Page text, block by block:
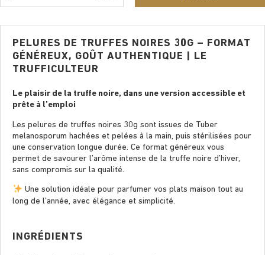
PELURES DE TRUFFES NOIRES 30G – FORMAT
GÉNÉREUX, GOÛT AUTHENTIQUE | LE
TRUFFICULTEUR
Le plaisir de la truffe noire, dans une version accessible et
prête à l’emploi
Les pelures de truffes noires 30g sont issues de Tuber
melanosporum hachées et pelées à la main, puis stérilisées pour
une conservation longue durée. Ce format généreux vous
permet de savourer l’arôme intense de la truffe noire d’hiver,
sans compromis sur la qualité.
Une solution idéale pour parfumer vos plats maison tout au
long de l’année, avec élégance et simplicité.
INGRÉDIENTS